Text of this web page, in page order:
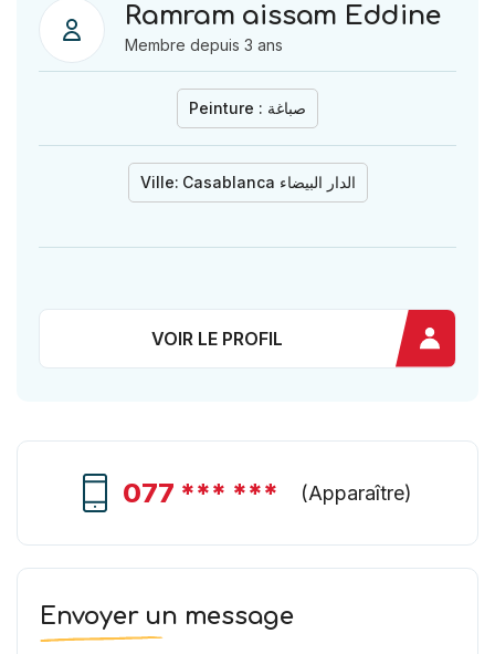
Ramram aissam Eddine
Membre depuis 3 ans
Peinture : صباغة
Ville: Casablanca الدار البيضاء
VOIR LE PROFIL
077 *** *** (Apparaître)
Envoyer un message